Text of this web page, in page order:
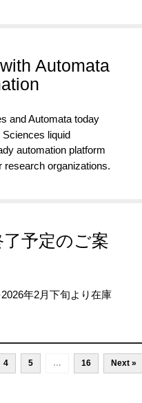
Automata
and Automata today
liquid
automation platform
research organizations.
予定のご案
年2月下旬より在庫
4 5 … 16 Next »